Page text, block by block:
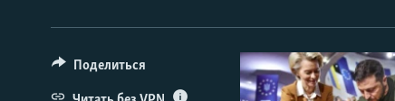
навигации
Вернутся
КУЛЬТУРА
IDEL.РЕАЛИИ
КАВКАЗ.РЕАЛИИ
Поделиться